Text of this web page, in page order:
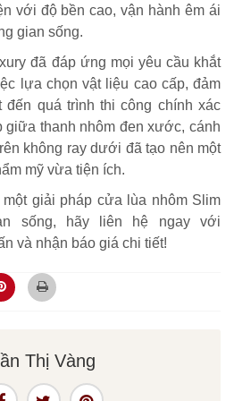
với độ bền cao, vận hành êm ái
gian sống.
đã đáp ứng mọi yêu cầu khắt
lựa chọn vật liệu cao cấp, đảm
đến quá trình thi công chính xác
thanh nhôm đen xước, cánh
không ray dưới đã tạo nên một
mỹ vừa tiện ích.
giải pháp cửa lùa nhôm Slim
sống, hãy liên hệ ngay với
và nhận báo giá chi tiết!
Thị Vàng